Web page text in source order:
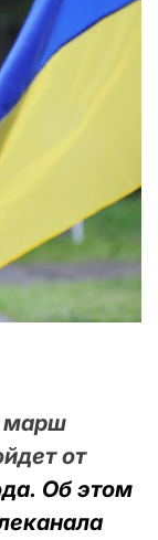
марш
от
Об этом